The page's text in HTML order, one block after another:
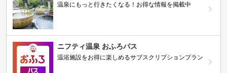
温泉にもっと行きたくなる！お得な情報を掲載中
ニフティ温泉 おふろパス
温浴施設をお得に楽しめるサブスクリプションプラン